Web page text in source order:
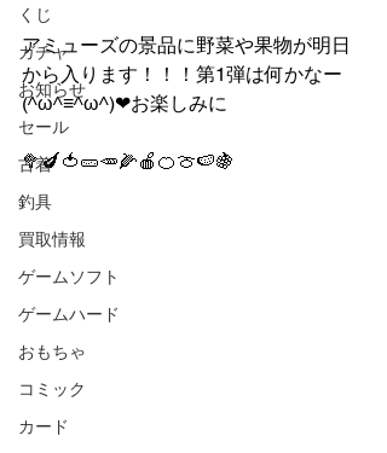
くじ
ガチャ
お知らせ
セール
古着
釣具
買取情報
ゲームソフト
ゲームハード
おもちゃ
コミック
カード
アミューズの景品に野菜や果物が明日
から入ります！！！第1弾は何かなー
(^ω^≡^ω^)❤お楽しみに
🥦🍆🍅🥒🥕🌽🍎🍊🍈🍉🍇